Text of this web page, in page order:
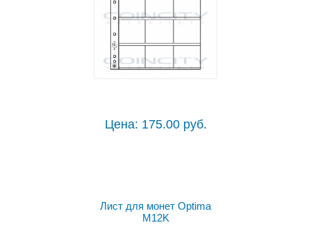
Цена: 175.00 руб.
Лист для монет Optima
M12K